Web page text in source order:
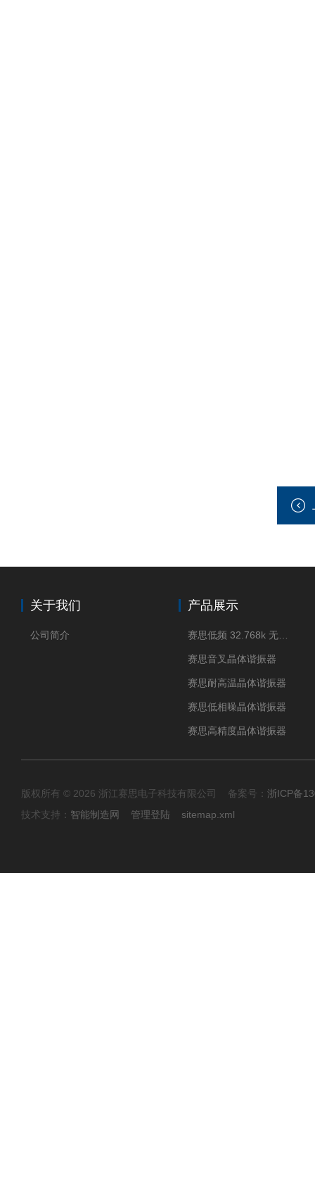
关于我们
公司简介
产品展示
赛思音叉晶体谐振器
赛思耐高温晶体谐振器
赛思低相噪晶体谐振器
赛思高精度晶体谐振器
版权所有 © 2026 浙江赛思电子科技有限公司 备案号： 浙ICP备
技术支持： 智能制造网 管理登陆 sitemap.xml